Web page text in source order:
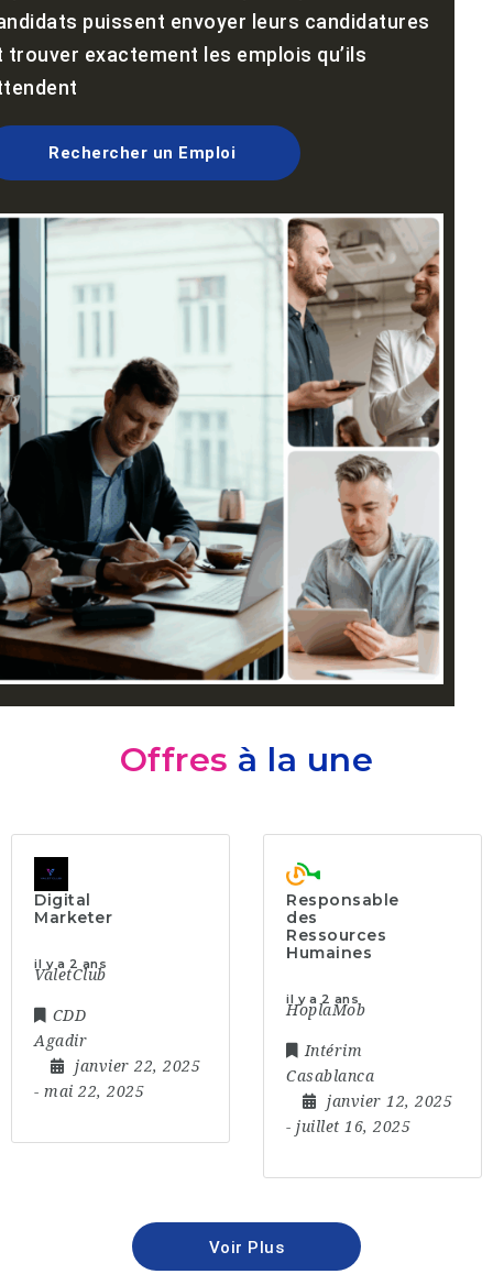
puissent envoyer leurs candidatures
trouver exactement les emplois qu’ils
Rechercher un Emploi
Offres à la une
Digital
Marketer
il y a 2 ans
ValetClub
CDD
Agadir
janvier 22, 2025
- mai 22, 2025
Responsable
des
Ressources
Humaines
il y a 2 ans
HoplaMob
Intérim
Casablanca
janvier 12, 2025
- juillet 16, 2025
Voir Plus